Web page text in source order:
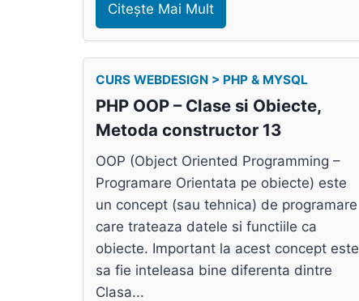
Citește Mai Mult
CURS WEBDESIGN > PHP & MYSQL
PHP OOP – Clase si Obiecte,
Metoda constructor 13
OOP (Object Oriented Programming –
Programare Orientata pe obiecte) este
un concept (sau tehnica) de programare
care trateaza datele si functiile ca
obiecte. Important la acest concept este
sa fie inteleasa bine diferenta dintre
Clasa...